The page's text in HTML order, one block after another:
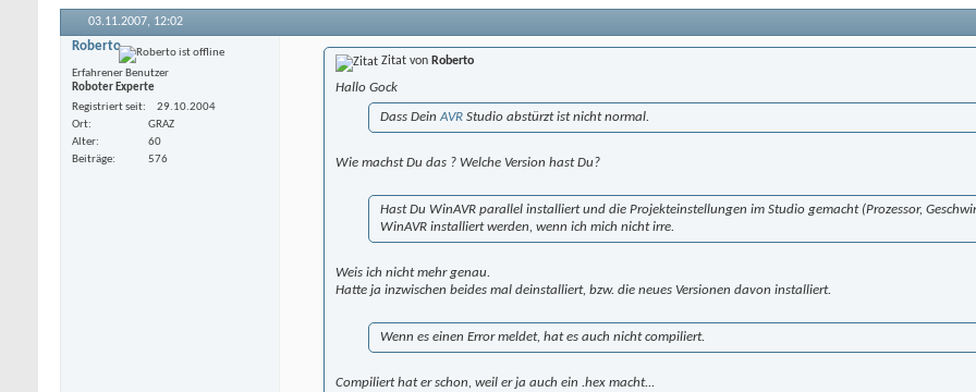
03.11.2007, 12:02
Roberto
Erfahrener Benutzer
Roboter Experte
Registriert seit
29.10.2004
Ort
GRAZ
Alter
60
Beiträge
576
Zitat von Roberto
Hallo Gock
Dass DeinAVR Studio abstürzt ist nicht normal.
Wie machst Du das ? Welche Version hast Du?
Hast Du WinAVR parallel installiert und die Projekteinstellungen im Studio gemacht (Prozessor,
WinAVR installiert werden, wenn ich mich nicht irre.
Weis ich nicht mehr genau.
Hatte ja inzwischen beides mal deinstalliert, bzw. die neues Versionen davon installiert.
Wenn es einen Error meldet, hat es auch nicht compiliert.
Compiliert hat er schon, weil er ja auch ein .hex macht...